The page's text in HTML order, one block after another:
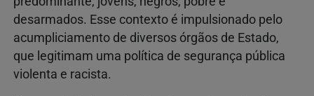
desarmados. Esse contexto é impulsionado pelo
acumpliciamento de diversos órgãos de Estado,
que legitimam uma política de segurança pública
violenta e racista.